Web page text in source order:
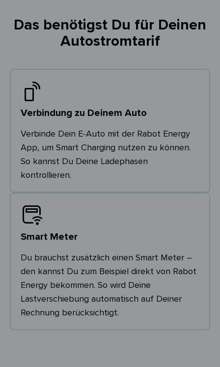
Das benötigst Du für Deinen
Autostromtarif
Verbindung zu Deinem Auto
Verbinde Dein E-Auto mit der Rabot Energy
App, um Smart Charging nutzen zu können.
So kannst Du Deine Ladephasen
kontrollieren.
Smart Meter
Du brauchst zusätzlich einen Smart Meter –
den kannst Du zum Beispiel direkt von Rabot
Energy bekommen. So wird Deine
Lastverschiebung automatisch auf Deiner
Rechnung berücksichtigt.